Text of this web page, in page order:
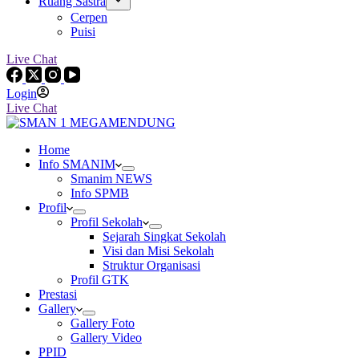
Cerpen
Puisi
Live Chat
Login
Live Chat
Home
Info SMANIM
Smanim NEWS
Info SPMB
Profil
Profil Sekolah
Sejarah Singkat Sekolah
Visi dan Misi Sekolah
Struktur Organisasi
Profil GTK
Prestasi
Gallery
Gallery Foto
Gallery Video
PPID